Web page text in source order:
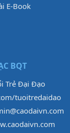
E-Book
BQT
Trẻ Đại Đạo
tuoitredaidao